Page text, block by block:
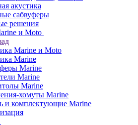
акустика
сабвуферы
решения
и Moto
Marine и Moto
Marine
Marine
Marine
Marine
хомуты Marine
и комплектующие Marine